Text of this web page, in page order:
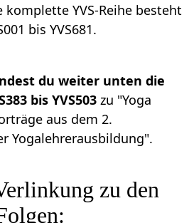
komplette YVS-Reihe besteht
bis YVS681.
du weiter unten die
bis YVS503 zu "Yoga
aus dem 2.
Yogalehrerausbildung".
zu den